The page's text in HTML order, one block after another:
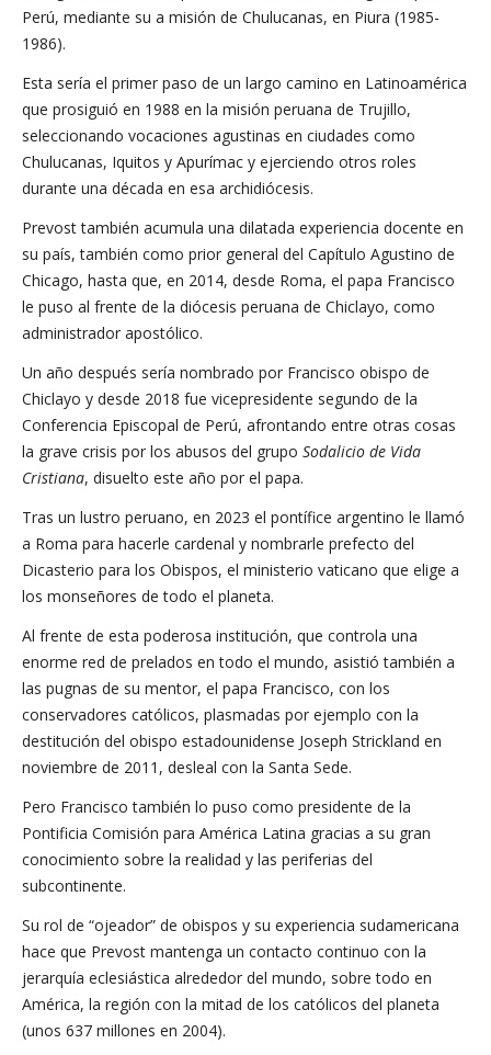
Perú, mediante su a misión de Chulucanas, en Piura (1985-
1986).
Esta sería el primer paso de un largo camino en Latinoamérica
que prosiguió en 1988 en la misión peruana de Trujillo,
seleccionando vocaciones agustinas en ciudades como
Chulucanas, Iquitos y Apurímac y ejerciendo otros roles
durante una década en esa archidiócesis.
Prevost también acumula una dilatada experiencia docente en
su país, también como prior general del Capítulo Agustino de
Chicago, hasta que, en 2014, desde Roma, el papa Francisco
le puso al frente de la diócesis peruana de Chiclayo, como
administrador apostólico.
Un año después sería nombrado por Francisco obispo de
Chiclayo y desde 2018 fue vicepresidente segundo de la
Conferencia Episcopal de Perú, afrontando entre otras cosas
la grave crisis por los abusos del grupo Sodalicio de Vida
Cristiana, disuelto este año por el papa.
Tras un lustro peruano, en 2023 el pontífice argentino le llamó
a Roma para hacerle cardenal y nombrarle prefecto del
Dicasterio para los Obispos, el ministerio vaticano que elige a
los monseñores de todo el planeta.
Al frente de esta poderosa institución, que controla una
enorme red de prelados en todo el mundo, asistió también a
las pugnas de su mentor, el papa Francisco, con los
conservadores católicos, plasmadas por ejemplo con la
destitución del obispo estadounidense Joseph Strickland en
noviembre de 2011, desleal con la Santa Sede.
Pero Francisco también lo puso como presidente de la
Pontificia Comisión para América Latina gracias a su gran
conocimiento sobre la realidad y las periferias del
subcontinente.
Su rol de “ojeador” de obispos y su experiencia sudamericana
hace que Prevost mantenga un contacto continuo con la
jerarquía eclesiástica alrededor del mundo, sobre todo en
América, la región con la mitad de los católicos del planeta
(unos 637 millones en 2004).